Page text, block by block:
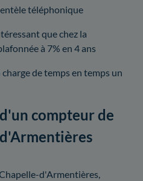
téléphonique
que chez la
à 7% en 4 ans
de temps en temps un
compteur de
d'Armentières,